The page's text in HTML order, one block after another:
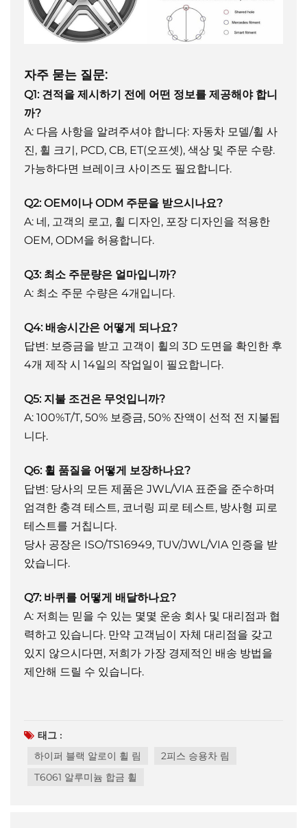
자주 묻는 질문:
Q1: 견적을 제시하기 전에 어떤 정보를 제공해야 합니
까?
A: 다음 사항을 알려주셔야 합니다: 자동차 모델/휠 사
진, 휠 크기, PCD, CB, ET(오프셋), 색상 및 주문 수량.
가능하다면 브레이크 사이즈도 필요합니다.
Q2: OEM이나 ODM 주문을 받으시나요?
A: 네, 고객의 로고, 휠 디자인, 포장 디자인을 적용한
OEM, ODM을 허용합니다.
Q3: 최소 주문량은 얼마입니까?
A: 최소 주문 수량은 4개입니다.
Q4: 배송시간은 어떻게 되나요?
답변: 보증금을 받고 고객이 휠의 3D 도면을 확인한 후
4개 제작 시 14일의 작업일이 필요합니다.
Q5: 지불 조건은 무엇입니까?
A: 100%T/T, 50% 보증금, 50% 잔액이 선적 전 지불됩
니다.
Q6: 휠 품질을 어떻게 보장하나요?
답변: 당사의 모든 제품은 JWL/VIA 표준을 준수하며
엄격한 충격 테스트, 코너링 피로 테스트, 방사형 피로
테스트를 거칩니다.
당사 공장은 ISO/TS16949, TUV/JWL/VIA 인증을 받
았습니다.
Q7: 바퀴를 어떻게 배달하나요?
A: 저희는 믿을 수 있는 몇몇 운송 회사 및 대리점과 협
력하고 있습니다. 만약 고객님이 자체 대리점을 갖고
있지 않으시다면, 저희가 가장 경제적인 배송 방법을
제안해 드릴 수 있습니다.
태그 :
하이퍼 블랙 알로이 휠 림
2피스 승용차 림
T6061 알루미늄 합금 휠